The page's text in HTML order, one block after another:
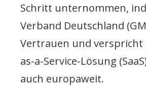
Schritt unternommen,
Verband Deutschland
Vertrauen und verspricht
as-a-Service-Lösung
auch europaweit.